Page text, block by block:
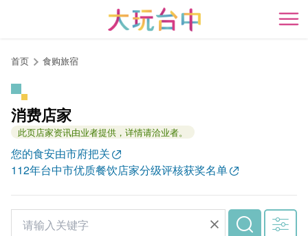
开
首页 食购旅宿
消费店家
此页店家资讯由业者提供，详情请洽业者。
您的食安由市府把关
112年台中市优质餐饮店家分级评核获奖名单